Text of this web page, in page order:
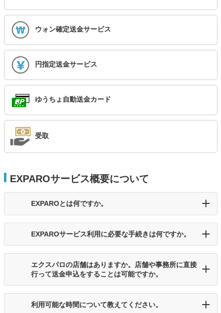
ウォン確定送金サービス
円指定送金サービス
ゆうちょ自動送金カード
受取
EXPAROサービス概要について
EXPAROとは何ですか。
EXPAROサービス利用に必要な手続きは何ですか。
エクスパロの店舗はありますか。店舗や事務所に直接
行って送金申込をすることは可能ですか。
利用可能な時間について教えてください。